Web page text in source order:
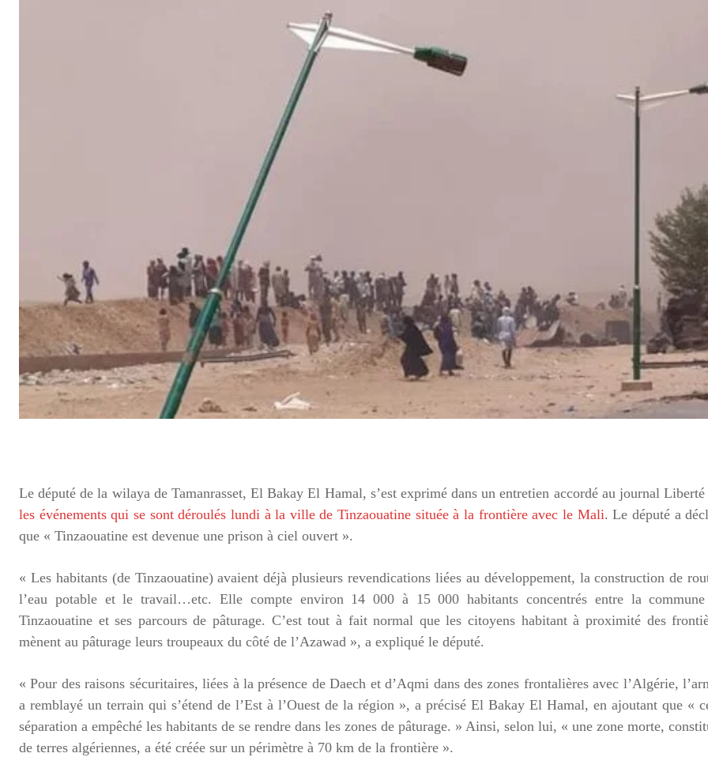
Le député de la wilaya de Tamanrasset, El Bakay El Hamal, s’est exprimé dans un entretien accordé au journal Liberté
les événements qui se sont déroulés lundi à la ville de Tinzaouatine située à la frontière avec le Mali. Le député a
que « Tinzaouatine est devenue une prison à ciel ouvert ».
« Les habitants (de Tinzaouatine) avaient déjà plusieurs revendications liées au développement, la construction de
l’eau potable et le travail…etc. Elle compte environ 14 000 à 15 000 habitants concentrés entre la
Tinzaouatine et ses parcours de pâturage. C’est tout à fait normal que les citoyens habitant à proximité des
mènent au pâturage leurs troupeaux du côté de l’Azawad », a expliqué le député.
« Pour des raisons sécuritaires, liées à la présence de Daech et d’Aqmi dans des zones frontalières avec l’Algérie,
a remblayé un terrain qui s’étend de l’Est à l’Ouest de la région », a précisé El Bakay El Hamal, en ajoutant que «
séparation a empêché les habitants de se rendre dans les zones de pâturage. » Ainsi, selon lui, « une zone morte,
de terres algériennes, a été créée sur un périmètre à 70 km de la frontière ».